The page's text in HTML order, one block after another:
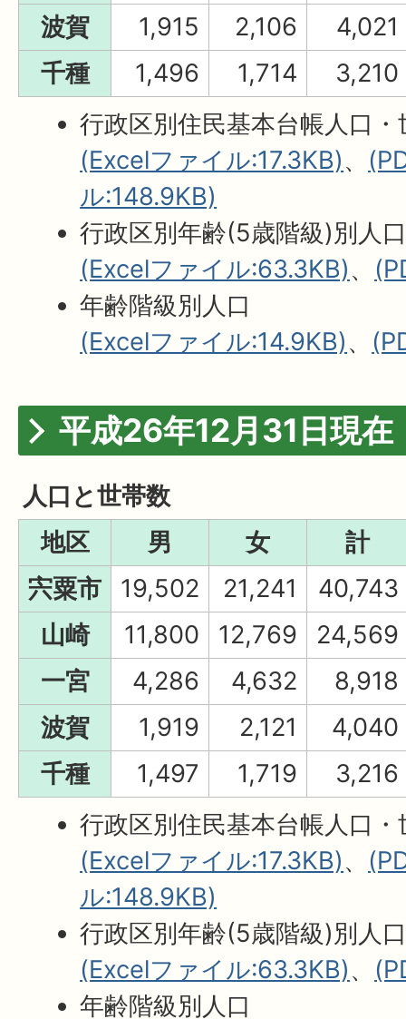
波賀
1,915 2,106
4,021
千種
1,496 1,714
3,210
行政区別住民基本台帳人口・
(Excelファイル:17.3KB)、
ル:148.9KB)
行政区別年齢(5歳階級)別人
(Excelファイル:63.3KB)、
年齢階級別人口
(Excelファイル:14.9KB)、
平成26年12月31日現在
人口と世帯数
地区
男 女
計
宍粟市
19,502 21,241
40,743
山崎
11,800 12,769
24,569
一宮
4,286 4,632
8,918
波賀
1,919 2,121
4,040
千種
1,497 1,719
3,216
行政区別住民基本台帳人口・
(Excelファイル:17.3KB)、
ル:148.9KB)
行政区別年齢(5歳階級)別人
(Excelファイル:63.3KB)、
年齢階級別人口